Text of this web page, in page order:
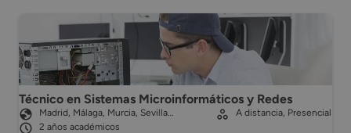
Técnico en Sistemas Microinformáticos y Redes
Madrid, Málaga, Murcia, Sevilla…
2 años académicos
A distancia, Presencial